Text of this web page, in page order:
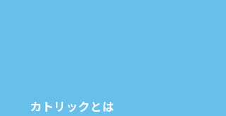
カトリックとは